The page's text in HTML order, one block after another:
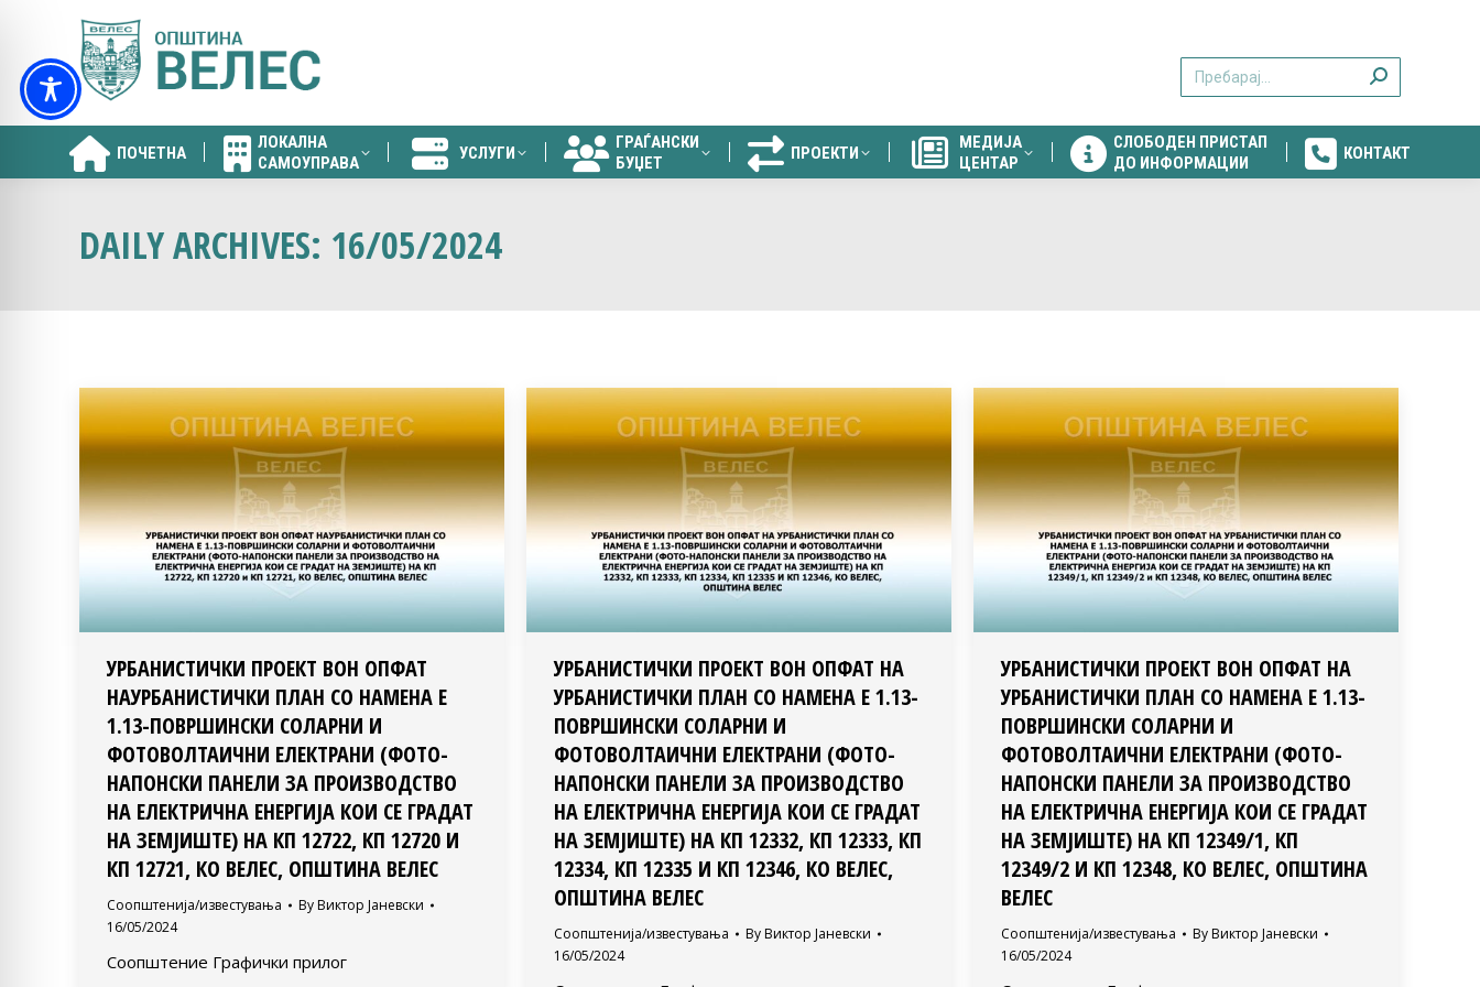
ПОЧЕТНА
ЛОКАЛНА
САМОУПРАВА
УСЛУГИ
ГРАЃАНСКИ
БУЏЕТ
ПРОЕКТИ
МЕДИЈА
ЦЕНТАР
СЛОБОДЕН ПРИСТАП
ДО ИНФОРМАЦИИ
КОНТАКТ
DAILY ARCHIVES: 16/05/2024
УРБАНИСТИЧКИ ПРОЕКТ ВОН ОПФАТ
НАУРБАНИСТИЧКИ ПЛАН СО НАМЕНА Е
1.13-ПОВРШИНСКИ СОЛАРНИ И
ФОТОВОЛТАИЧНИ ЕЛЕКТРАНИ (ФОТО-
НАПОНСКИ ПАНЕЛИ ЗА ПРОИЗВОДСТВО
НА ЕЛЕКТРИЧНА ЕНЕРГИЈА КОИ СЕ ГРАДАТ
НА ЗЕМЈИШТЕ) НА КП 12722, КП 12720 И
КП 12721, КО ВЕЛЕС, ОПШТИНА ВЕЛЕС
Соопштенија/известувања By Виктор Јаневски
16/05/2024
Соопштение Графички прилог
УРБАНИСТИЧКИ ПРОЕКТ ВОН ОПФАТ НА
УРБАНИСТИЧКИ ПЛАН СО НАМЕНА Е 1.13-
ПОВРШИНСКИ СОЛАРНИ И
ФОТОВОЛТАИЧНИ ЕЛЕКТРАНИ (ФОТО-
НАПОНСКИ ПАНЕЛИ ЗА ПРОИЗВОДСТВО
НА ЕЛЕКТРИЧНА ЕНЕРГИЈА КОИ СЕ ГРАДАТ
НА ЗЕМЈИШТЕ) НА КП 12332, КП 12333, КП
12334, КП 12335 И КП 12346, КО ВЕЛЕС,
ОПШТИНА ВЕЛЕС
Соопштенија/известувања By Виктор Јаневски
16/05/2024
УРБАНИСТИЧКИ ПРОЕКТ ВОН ОПФАТ НА
УРБАНИСТИЧКИ ПЛАН СО НАМЕНА Е 1.13-
ПОВРШИНСКИ СОЛАРНИ И
ФОТОВОЛТАИЧНИ ЕЛЕКТРАНИ (ФОТО-
НАПОНСКИ ПАНЕЛИ ЗА ПРОИЗВОДСТВО
НА ЕЛЕКТРИЧНА ЕНЕРГИЈА КОИ СЕ ГРАДАТ
НА ЗЕМЈИШТЕ) НА КП 12349/1, КП
12349/2 И КП 12348, КО ВЕЛЕС, ОПШТИНА
ВЕЛЕС
Соопштенија/известувања By Виктор Јаневски
16/05/2024
ПОЧЕТНА